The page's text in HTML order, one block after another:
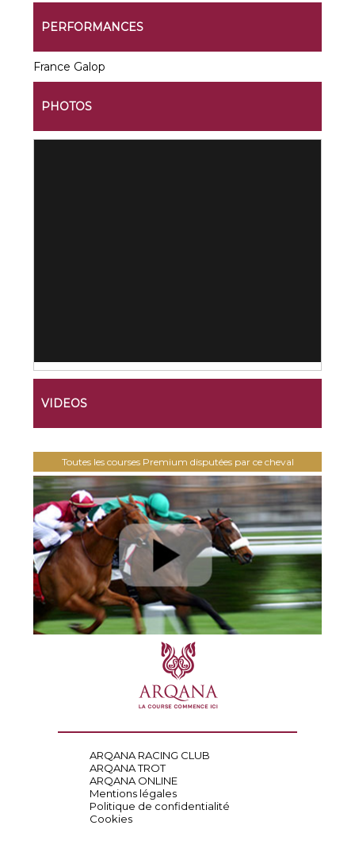
PERFORMANCES
France Galop
PHOTOS
VIDEOS
Toutes les courses Premium disputées par ce cheval
ARQANA RACING CLUB
ARQANA TROT
ARQANA ONLINE
Mentions légales
Politique de confidentialité
Cookies